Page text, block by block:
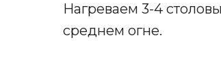
Нагреваем 3-4
среднем огне.